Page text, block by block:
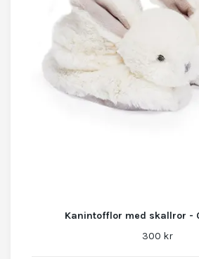
Kanintofflor med skallror -
300 kr